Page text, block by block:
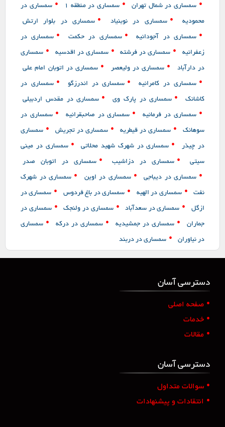
• سمساری در شمال تهران • سمساری در منطقه 1 • سمساری در
محمودیه • سمساری در نوبنیاد • سمساری در بلوار ارتش
• سمساری در آجودانیه • سمساری در حکمت • سمساری در
زعفرانیه • سمساری در فرشته • سمساری در اقدسیه • سمساری
در دارآباد • سمساری در ولیعصر • سمساری در اتوبان امام علی
• سمساری در کامرانیه • سمساری در اندرزگو • سمساری در
کاشانک • سمساری در پارک وی • سمساری در مقدس اردبیلی
• سمساری در فرمانیه • سمساری در صاحبقرانیه • سمساری در
سوهانک • سمساری در قیطریه • سمساری در تجریش • سمساری
در چیذر • سمساری در شهرک شهید محلاتی • سمساری در مینی
سیتی • سمساری در دزاشیب • سمساری در اتوبان صدر
• سمساری در دیباجی • سمساری در اوین • سمساری در شهرک
نفت • سمساری در الهیه • سمساری در باغ فردوس • سمساری در
ازگل • سمساری در سعدآباد • سمساری در ولنجک • سمساری در
جماران • سمساری در جمشیدیه • سمساری در درکه • سمساری
در نیاوران • سمساری در دربند
دسترسی آسان
• صفحه اصلی
• خدمات
• مقالات
دسترسی آسان
• سوالات متداول
• انتقادات و پیشنهادات